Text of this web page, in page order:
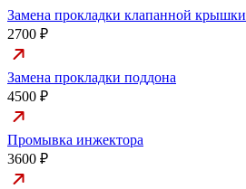
Замена прокладки клапанной крышки
2700 ₽
Замена прокладки поддона
4500 ₽
Промывка инжектора
3600 ₽